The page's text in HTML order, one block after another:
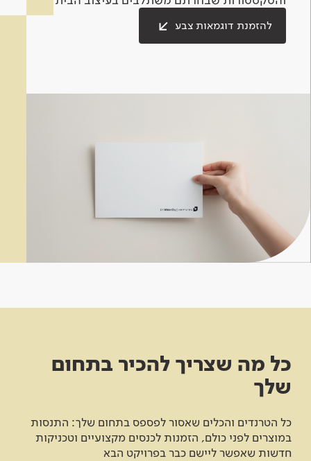
להזמנת דוגמאות צבע
כל מה שצריך להכיר בתחום
שלך
כל הטרנדים והכלים שאסור לפספס בתחום שלך: התנסות
במוצרים לפני כולם, הזמנות לכנסים מקצועיים וטכניקות
חדשות שאפשר ליישם כבר בפרויקט הבא